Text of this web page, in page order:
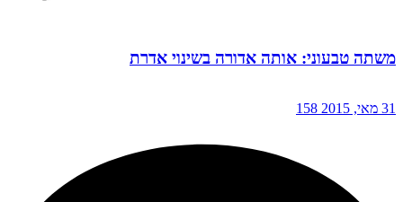
משתה טבעוני: אותה אדורה בשינוי אדרת
31 מאי, 2015 158